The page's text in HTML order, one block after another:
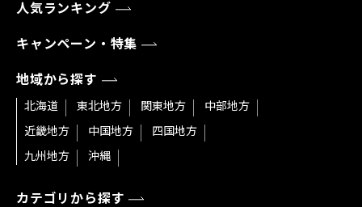
人気ランキング
キャンペーン・特集
地域から探す
北海道 東北地方 関東地方
中部地方
近畿地方
中国地方
四国地方
九州地方
沖縄
カテゴリから探す